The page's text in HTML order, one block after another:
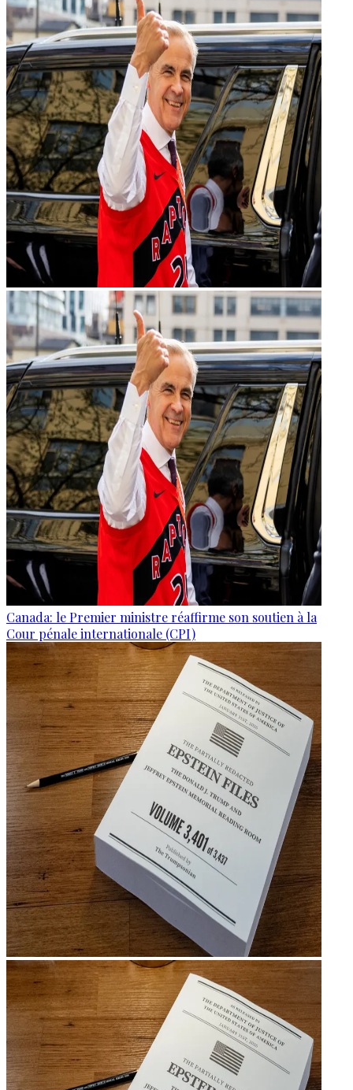
Canada: le Premier ministre réaffirme son soutien à la
Cour pénale internationale (CPI)